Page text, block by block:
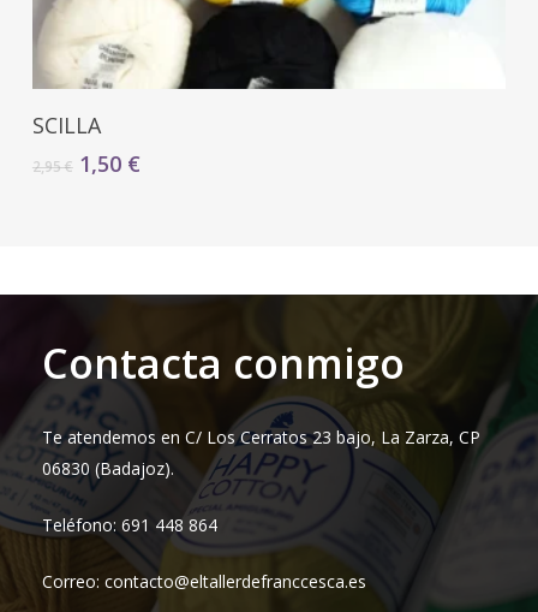
SCILLA
2,95€ El
1,50 €El
Contacta conmigo
Te atendemos en C/ Los Cerratos 23 bajo, La Zarza, CP
06830 (Badajoz).
Teléfono: 691 448 864
Correo: contacto@eltallerdefranccesca.es